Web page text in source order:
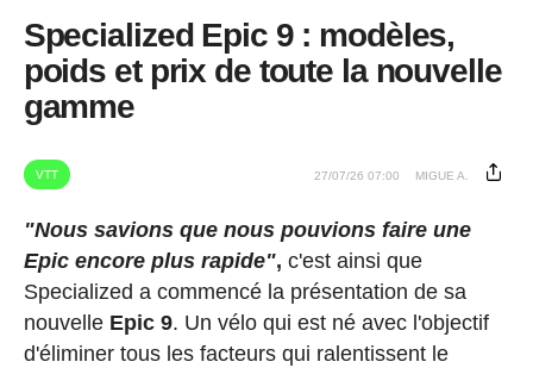
Specialized Epic 9 : modèles,
poids et prix de toute la nouvelle
gamme
VTT 27/07/26 07:00 MIGUE A.
"Nous savions que nous pouvions faire une
Epic encore plus rapide", c'est ainsi que
Specialized a commencé la présentation de sa
nouvelle Epic 9. Un vélo qui est né avec l'objectif
d'éliminer tous les facteurs qui ralentissent le